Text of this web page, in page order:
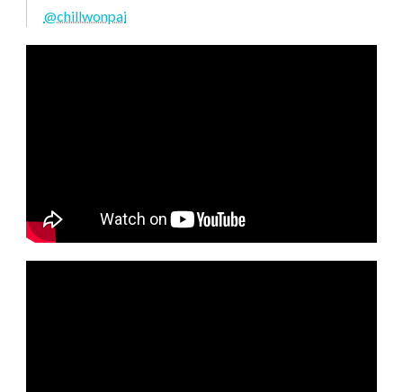
@chillwonpai